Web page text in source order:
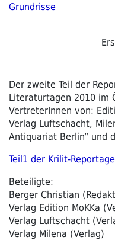
Grundrisse
Der zweite Teil der
Literaturtagen 2010 im
VertreterInnen von:
Verlag Luftschacht,
Antiquariat Berlin“ und
Teil1 der Krilit-Reportage
Beteiligte:
Berger Christian
Verlag Edition MoKKa
Verlag Luftschacht
Verlag Milena (Verlag)